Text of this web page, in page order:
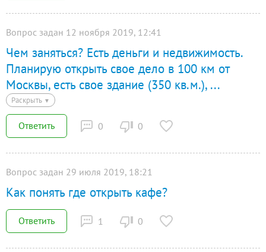
Вопрос задан 12 ноября 2019, 12:41
Чем заняться? Есть деньги и недвижимость.
Планирую открыть свое дело в 100 км от
Москвы, есть свое здание (350 кв.м.), ...
Раскрыть ▼
Ответить 0 0
Вопрос задан 29 июля 2019, 18:21
Как понять где открыть кафе?
Ответить 1 0